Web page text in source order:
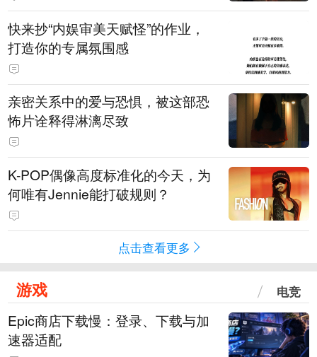
快来抄“内娱审美天赋怪”的作业，
打造你的专属氛围感
亲密关系中的爱与恐惧，被这部恐
怖片诠释得淋漓尽致
K-POP偶像高度标准化的今天，为
何唯有Jennie能打破规则？
点击查看更多
游戏 电竞
Epic商店下载慢：登录、下载与加
速器适配